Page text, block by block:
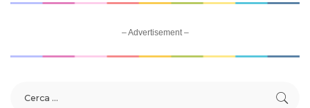
– Advertisement –